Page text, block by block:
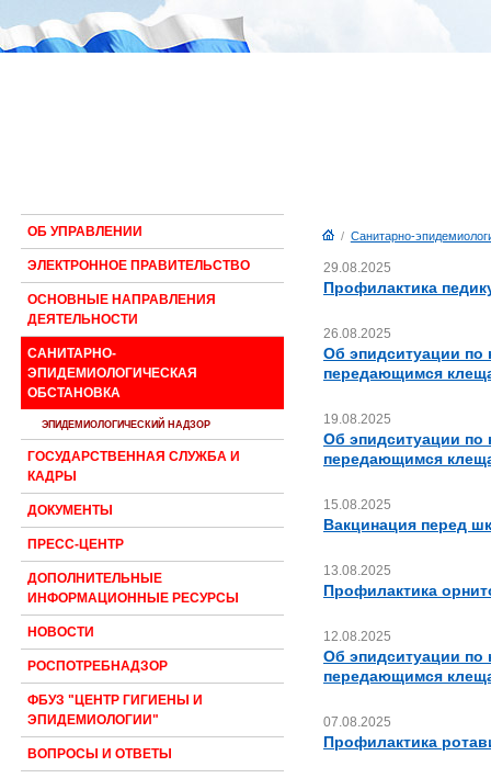
ОБ УПРАВЛЕНИИ
ЭЛЕКТРОННОЕ ПРАВИТЕЛЬСТВО
ОСНОВНЫЕ НАПРАВЛЕНИЯ
ДЕЯТЕЛЬНОСТИ
САНИТАРНО-
ЭПИДЕМИОЛОГИЧЕСКАЯ
ОБСТАНОВКА
ЭПИДЕМИОЛОГИЧЕСКИЙ НАДЗОР
ГОСУДАРСТВЕННАЯ СЛУЖБА И
КАДРЫ
ДОКУМЕНТЫ
ПРЕСС-ЦЕНТР
ДОПОЛНИТЕЛЬНЫЕ
ИНФОРМАЦИОННЫЕ РЕСУРСЫ
НОВОСТИ
РОСПОТРЕБНАДЗОР
ФБУЗ "ЦЕНТР ГИГИЕНЫ И
ЭПИДЕМИОЛОГИИ"
ВОПРОСЫ И ОТВЕТЫ
/ Санитарно-
29.08.2025
Профилактика
26.08.2025
Об эпидситуации по
передающимся
19.08.2025
Об эпидситуации по
передающимся
15.08.2025
Вакцинация перед
13.08.2025
Профилактика
12.08.2025
Об эпидситуации по
передающимся
07.08.2025
Профилактика